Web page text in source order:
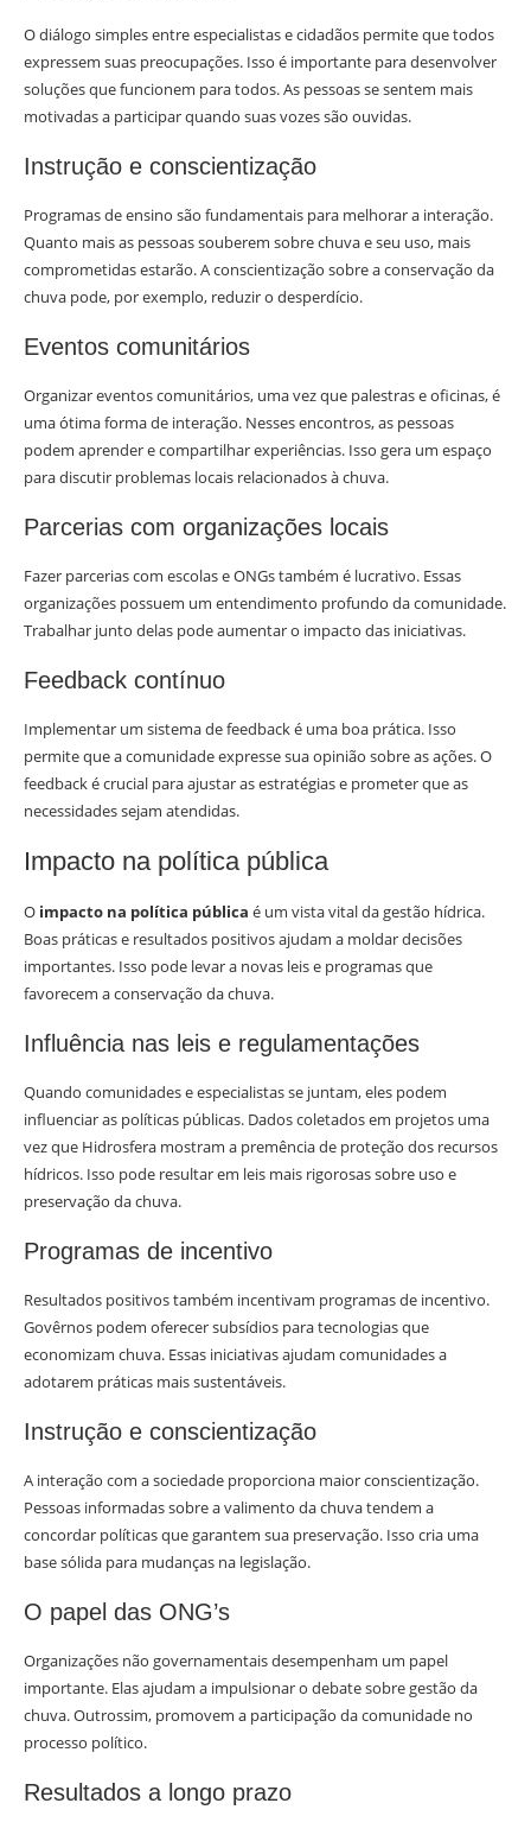
O diálogo simples entre especialistas e cidadãos permite que todos
expressem suas preocupações. Isso é importante para desenvolver
soluções que funcionem para todos. As pessoas se sentem mais
motivadas a participar quando suas vozes são ouvidas.
Instrução e conscientização
Programas de ensino são fundamentais para melhorar a interação.
Quanto mais as pessoas souberem sobre chuva e seu uso, mais
comprometidas estarão. A conscientização sobre a conservação da
chuva pode, por exemplo, reduzir o desperdício.
Eventos comunitários
Organizar eventos comunitários, uma vez que palestras e oficinas, é
uma ótima forma de interação. Nesses encontros, as pessoas
podem aprender e compartilhar experiências. Isso gera um espaço
para discutir problemas locais relacionados à chuva.
Parcerias com organizações locais
Fazer parcerias com escolas e ONGs também é lucrativo. Essas
organizações possuem um entendimento profundo da comunidade.
Trabalhar junto delas pode aumentar o impacto das iniciativas.
Feedback contínuo
Implementar um sistema de feedback é uma boa prática. Isso
permite que a comunidade expresse sua opinião sobre as ações. O
feedback é crucial para ajustar as estratégias e prometer que as
necessidades sejam atendidas.
Impacto na política pública
O impacto na política pública é um vista vital da gestão hídrica.
Boas práticas e resultados positivos ajudam a moldar decisões
importantes. Isso pode levar a novas leis e programas que
favorecem a conservação da chuva.
Influência nas leis e regulamentações
Quando comunidades e especialistas se juntam, eles podem
influenciar as políticas públicas. Dados coletados em projetos uma
vez que Hidrosfera mostram a premência de proteção dos recursos
hídricos. Isso pode resultar em leis mais rigorosas sobre uso e
preservação da chuva.
Programas de incentivo
Resultados positivos também incentivam programas de incentivo.
Govêrnos podem oferecer subsídios para tecnologias que
economizam chuva. Essas iniciativas ajudam comunidades a
adotarem práticas mais sustentáveis.
Instrução e conscientização
A interação com a sociedade proporciona maior conscientização.
Pessoas informadas sobre a valimento da chuva tendem a
concordar políticas que garantem sua preservação. Isso cria uma
base sólida para mudanças na legislação.
O papel das ONG’s
Organizações não governamentais desempenham um papel
importante. Elas ajudam a impulsionar o debate sobre gestão da
chuva. Outrossim, promovem a participação da comunidade no
processo político.
Resultados a longo prazo